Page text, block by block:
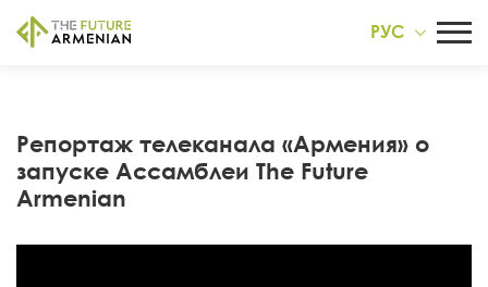
РУС
Репортаж телеканала «Армения» о
запускe Ассамблеи The Future
Armenian